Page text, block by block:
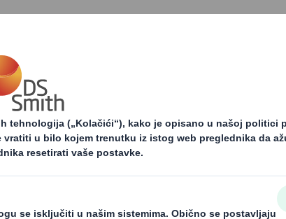
O nama
Home caRe izvještaj zahvala
čeka na Vas